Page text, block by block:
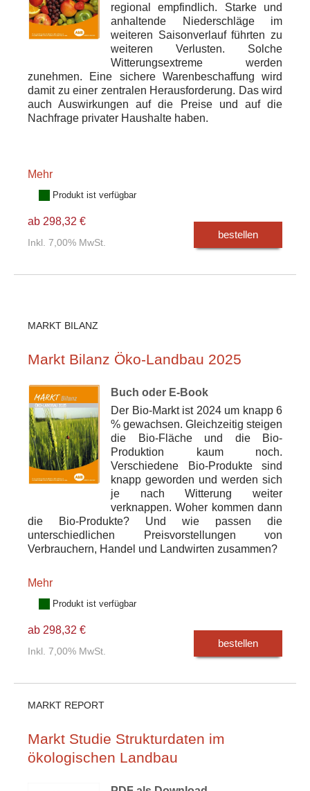
regional empfindlich. Starke und
anhaltende Niederschläge im
weiteren Saisonverlauf führten zu
weiteren Verlusten. Solche
Witterungsextreme werden
zunehmen. Eine sichere Warenbeschaffung wird
damit zu einer zentralen Herausforderung. Das wird
auch Auswirkungen auf die Preise und auf die
Nachfrage privater Haushalte haben.
Mehr
Produkt ist verfügbar
ab 298,32 €
Inkl. 7,00% MwSt.
bestellen
MARKT BILANZ
Markt Bilanz Öko-Landbau 2025
Buch oder E-Book
Der Bio-Markt ist 2024 um knapp 6
% gewachsen. Gleichzeitig steigen
die Bio-Fläche und die Bio-
Produktion kaum noch.
Verschiedene Bio-Produkte sind
knapp geworden und werden sich
je nach Witterung weiter
verknappen. Woher kommen dann
die Bio-Produkte? Und wie passen die
unterschiedlichen Preisvorstellungen von
Verbrauchern, Handel und Landwirten zusammen?
Mehr
Produkt ist verfügbar
ab 298,32 €
Inkl. 7,00% MwSt.
bestellen
MARKT REPORT
Markt Studie Strukturdaten im
ökologischen Landbau